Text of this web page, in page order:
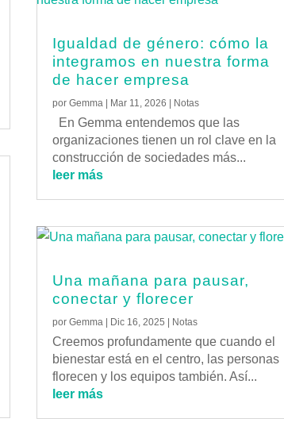
Igualdad de género: cómo la
integramos en nuestra forma
de hacer empresa
por Gemma| Mar 11, 2026 Notas
En Gemma entendemos que las
organizaciones tienen un rol clave en la
construcción de sociedades más...
leer más
Una mañana para pausar,
conectar y florecer
por Gemma | Dic 16, 2025 | Notas
Creemos profundamente que cuando el
bienestar está en el centro, las personas
florecen y los equipos también. Así...
leer más